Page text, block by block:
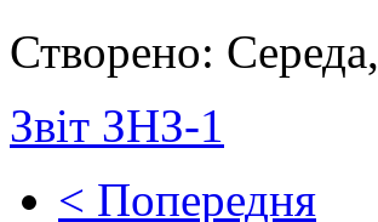
Створено:
Звіт ЗНЗ-1
< Попередня